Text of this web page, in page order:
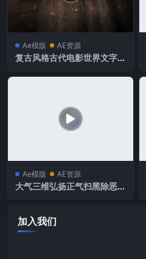
Ae模版 AE资源
复古风格古代电影世界文字标
Ae模版 AE资源
大气三维弘扬正气扫黑除恶宣
加入我们